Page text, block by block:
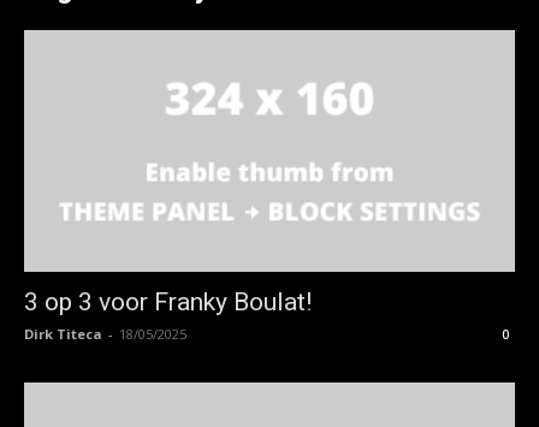
3 op 3 voor Franky Boulat!
Dirk Titeca - 18/05/2025 0